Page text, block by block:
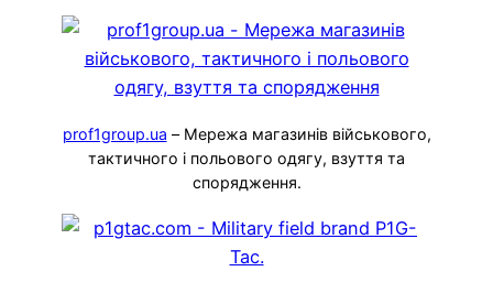
prof1group.ua – Мережа магазинів військового,
тактичного і польового одягу, взуття та
спорядження.